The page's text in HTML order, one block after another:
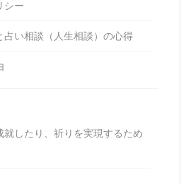
シー
占い相談（人生相談）の心得
就したり、祈りを実現するため